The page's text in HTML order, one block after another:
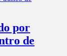
por
de